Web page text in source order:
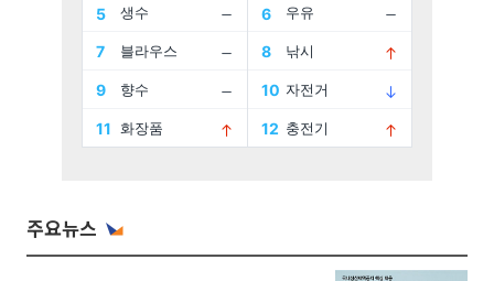
주요뉴스